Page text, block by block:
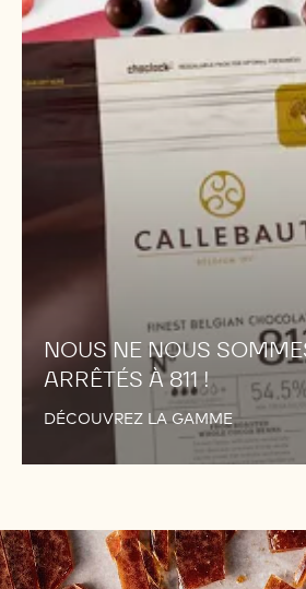
NOUS NE NOUS
ARRÊTÉS À 811 !
DÉCOUVREZ LA GAMME
SOMMES
PAS
ARRÊTÉS